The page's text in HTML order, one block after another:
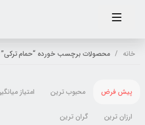
خانه محصولات برچسب خورده “حمام ترکی”
پیش فرض محبوب ترین امتیاز میانگین
ارزان ترین گران ترین